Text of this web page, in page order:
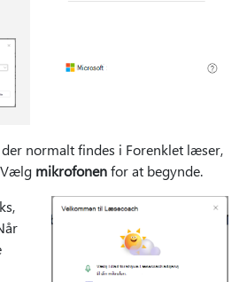
der normalt findes i Forenklet læser,
mikrofonenfor at begynde.